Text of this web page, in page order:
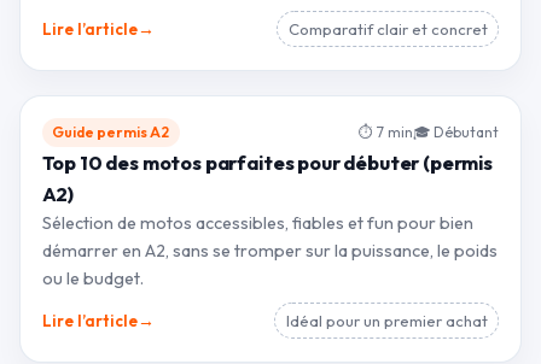
Lire l’article→ Comparatif clair et concret
Guide permis A2 ⏱ 7 min🎓 Débutant
Top 10 des motos parfaites pour débuter (permis
A2)
Sélection de motos accessibles, fiables et fun pour bien
démarrer en A2, sans se tromper sur la puissance, le poids
ou le budget.
Lire l’article→ Idéal pour un premier achat